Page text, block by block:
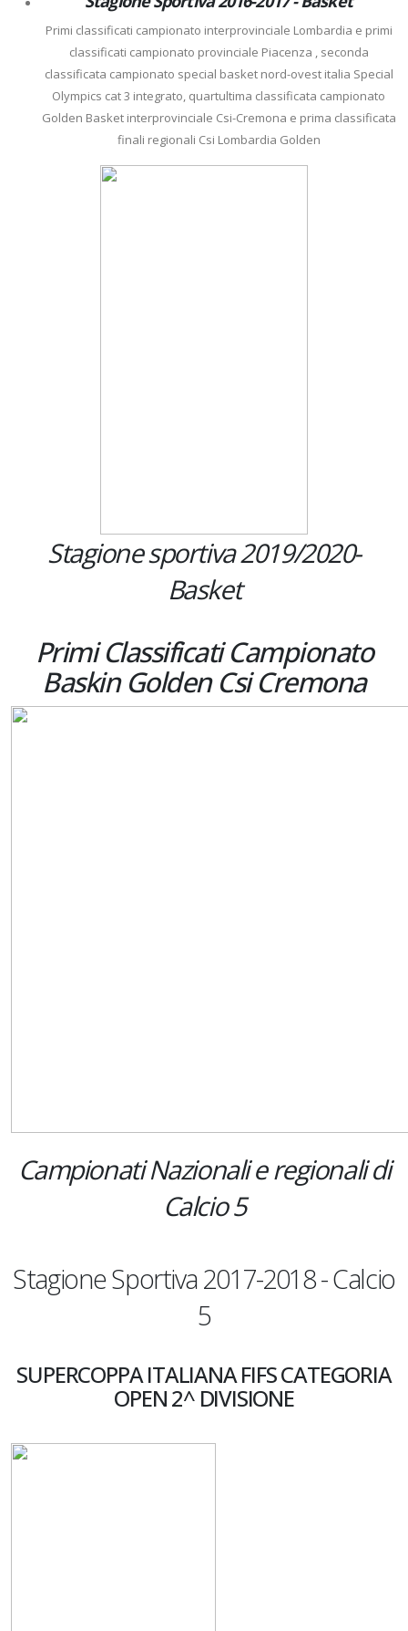
Primi classificati campionato interprovinciale Lombardia e primi
classificati campionato provinciale Piacenza , seconda
classificata campionato special basket nord-ovest italia Special
Olympics cat 3 integrato, quartultima classificata campionato
Golden Basket interprovinciale Csi-Cremona e prima classificata
finali regionali Csi Lombardia Golden
Stagione sportiva 2019/2020-
Basket
Primi Classificati Campionato
Baskin Golden Csi Cremona
Campionati Nazionali e regionali di
Calcio 5
Stagione Sportiva 2017-2018 - Calcio
5
SUPERCOPPA ITALIANA FIFS CATEGORIA
OPEN 2^ DIVISIONE